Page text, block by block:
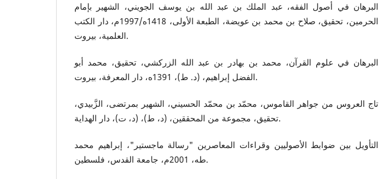
البرهان في أصول الفقه، عبد الملك بن عبد الله بن يوسف الجويني، الشهير بإمام
الحرمين، تحقيق، صلاح بن محمد بن عويضة، الطبعة الأولى، 1418ه/1997م، دار الكتب
العلمية، بيروت.
البرهان في علوم القرآن، محمد بن بهادر بن عبد الله الزركشي، تحقيق، محمد أبو
الفضل إبراهيم، (د. ط)، 1391ه، دار المعرفة، بيروت.
تاج العروس من جواهر القاموس، محمّد بن محمّد الحسيني، الشهير بمرتضى، الزَّبيدي،
تحقيق، مجموعة من المحققين، (د، ط)، (د، ت)، دار الهداية.
التأويل بين ضوابط الأصوليين وقراءات المعاصرين "رسالة ماجستير"، إبراهيم محمد
طه، 2001م، جامعة القدس، فلسطين.